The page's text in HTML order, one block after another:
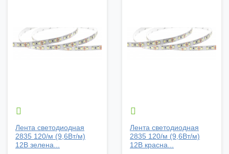

Лента светодиодная
2835 120/м (9,6Вт/м)
12В зелена...

Лента светодиодная
2835 120/м (9,6Вт/м)
12В красна...